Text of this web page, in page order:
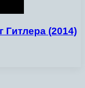
(2014)